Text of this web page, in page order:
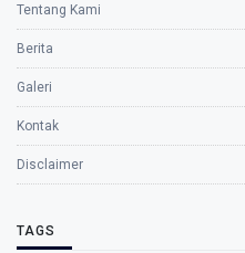
Tentang Kami
Berita
Galeri
Kontak
Disclaimer
TAGS